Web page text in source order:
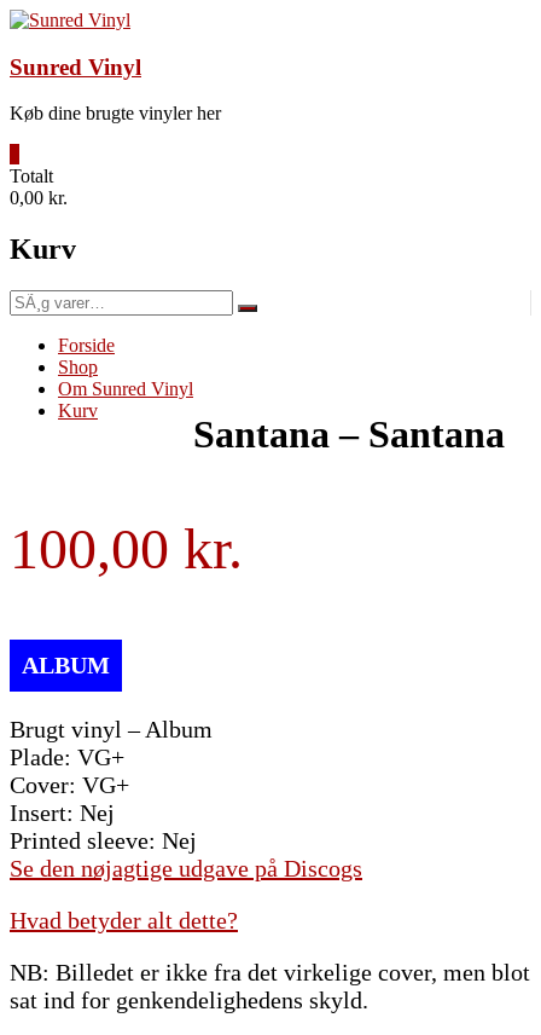
Videre
indhold
Sunred Vinyl
Køb dine brugte vinyler her
Totalt
0,00 kr.
Kurv
SÃ¸g
efter:
Forside
Shop
Om Sunred Vinyl
Kurv
Santana – Santana
100,00
Brugt vinyl – Album
Plade: VG+
Cover: VG+
Insert: Nej
Printed sleeve: Nej
Se den nøjagtige udgave på Discogs
Hvad betyder alt dette?
NB: Billedet er ikke fra det virkelige cover, men blot
sat ind for genkendelighedens skyld.